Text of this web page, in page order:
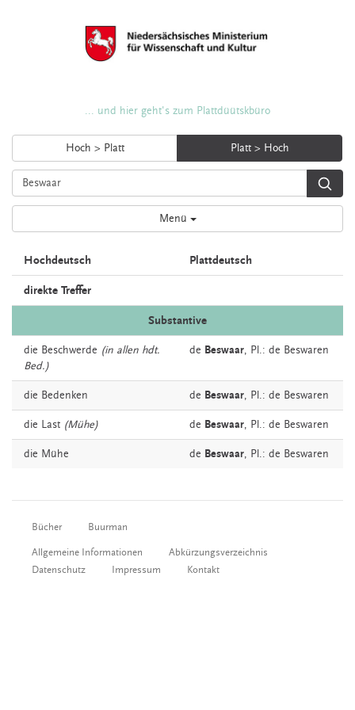
... und hier geht's zum Plattdüütskbüro
Hoch > Platt Platt > Hoch
Menü
Hochdeutsch Plattdeutsch
direkte Treffer
Substantive
die Beschwerde (in allen hdt.
Bed.)
de Beswaar, Pl.: de Beswaren
die Bedenken de Beswaar, Pl.: de Beswaren
die Last (Mühe) de Beswaar, Pl.: de Beswaren
die Mühe de Beswaar, Pl.: de Beswaren
Bücher Buurman
Allgemeine Informationen
Abkürzungsverzeichnis
Datenschutz
Impressum Kontakt